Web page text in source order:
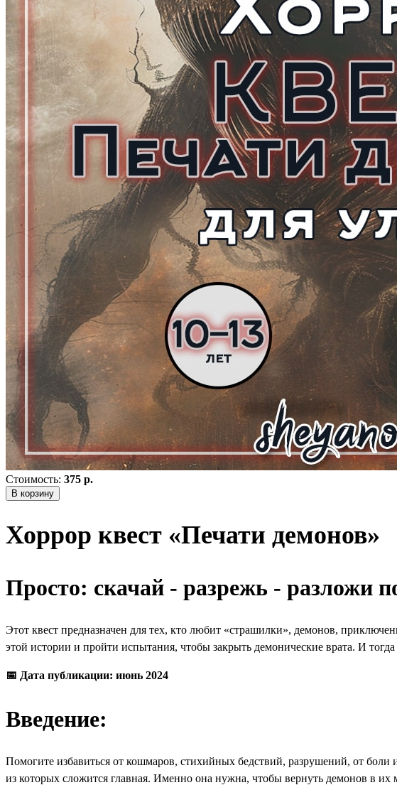
Стоимость: 375 р.
В корзину
Хоррор квест «Печати демонов»
Просто: скачай - разрежь - разложи
Этот квест предназначен для тех, кто любит «страшилки», демонов,
этой истории и пройти испытания, чтобы закрыть демонические врата. И
📅 Дата публикации: июнь 2024
Введение:
Помогите избавиться от кошмаров, стихийных бедствий, разрушений, от боли
из которых сложится главная. Именно она нужна, чтобы вернуть демонов в их